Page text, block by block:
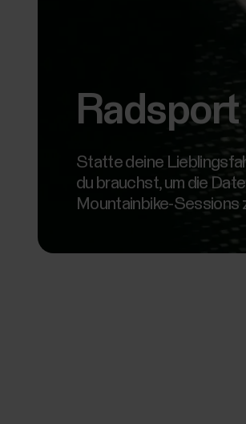
Radsport
Statte deine
du brauchst, um die
Mountainbike-Sessions